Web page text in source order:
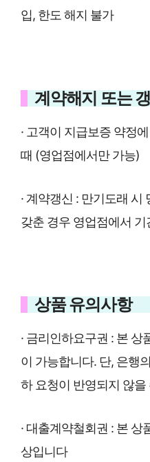
입, 한도 해지 불가
계약해지 또는
· 고객이 지급보증 약정
때 (영업점에서만 가능)
· 계약갱신 : 만기도래
갖춘 경우 영업점에서 기
상품 유의사항
· 금리인하요구권 : 본
이 가능합니다. 단, 은행
하 요청이 반영되지 않을
· 대출계약철회권 : 본
상입니다